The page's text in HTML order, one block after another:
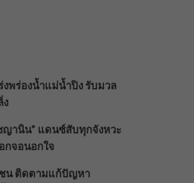
งพร่องน้ำแม่น้ำปิง รับมวล
ง
านิน” แดนซ์สับทุกจังหวะ
กจอนอกใจ
น ติดตามแก้ปัญหา